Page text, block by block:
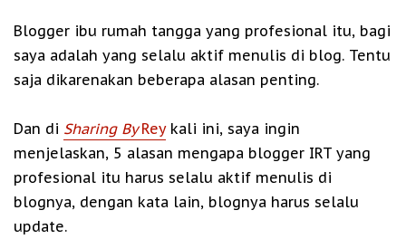
Blogger ibu rumah tangga yang profesional itu, bagi
saya adalah yang selalu aktif menulis di blog. Tentu
saja dikarenakan beberapa alasan penting.
Dan di Sharing ByReykali ini, saya ingin
menjelaskan, 5 alasan mengapa blogger IRT yang
profesional itu harus selalu aktif menulis di
blognya, dengan kata lain, blognya harus selalu
update.